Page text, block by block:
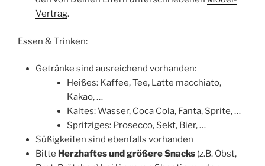
Vertrag.
Essen & Trinken:
Getränke sind ausreichend vorhanden:
Heißes: Kaffee, Tee, Latte macchiato,
Kakao, …
Kaltes: Wasser, Coca Cola, Fanta, Sprite, …
Spritziges: Prosecco, Sekt, Bier, …
Süßigkeiten sind ebenfalls vorhanden
Bitte Herzhaftes und größere Snacks (z.B. Obst,